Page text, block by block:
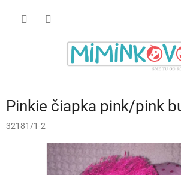
Pinkie čiapka pink/pink
32181/1-2